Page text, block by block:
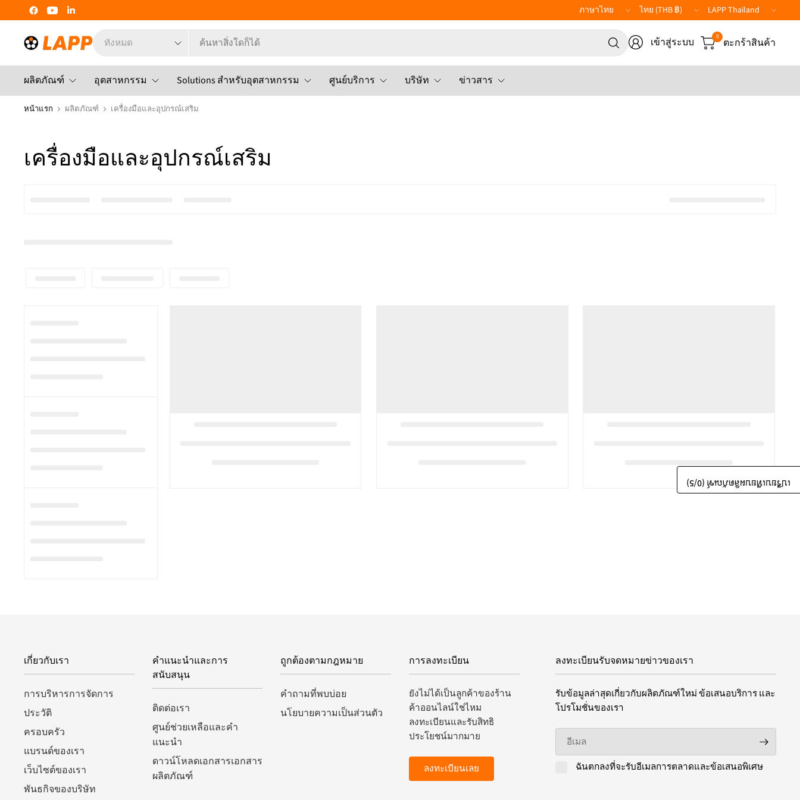
อัปเดต
ประเทศ/
อัปเดต
ประเทศ/
ภูมิภาค
LAPP
Website
ค้นหา
สิ่ง
ใด
ค้นหา
ใด
ก็ได้
เข้าสู่ระบบ 0 ตะกร้าสินค้า
ผลิตภัณฑ์ อุตสาหกรรม Solutions สำหรับอุตสาหกรรม ศูนย์บริการ บริษัท ข่าวสาร
หน้าแรก ผลิตภัณฑ์ เครื่องมือและอุปกรณ์เสริม
เครื่องมือและอุปกรณ์เสริม
เกี่ยวกับเรา
การบริหารการจัดการ
ประวัติ
ครอบครัว
แบรนด์ของเรา
เว็บไซต์ของเรา
พันธกิจของบริษัท
คำแนะนำและการ
สนับสนุน
ติดต่อเรา
ศูนย์ช่วยเหลือและคำ
แนะนำ
ดาวน์โหลดเอกสารเอกสาร
ผลิตภัณฑ์
ถูกต้องตามกฎหมาย
คำถามที่พบบ่อย
นโยบายความเป็นส่วนตัว
การลงทะเบียน
ยังไม่ได้เป็นลูกค้าของร้าน
ค้าออนไลน์ใช่ไหม
ลงทะเบียนและรับสิทธิ
ประโยชน์มากมาย
ลงทะเบียนเลย
ลงทะเบียนรับจดหมายข่าวของเรา
รับข้อมูลล่าสุดเกี่ยวกับผลิตภัณฑ์ใหม่ ข้อเสนอบริการ และ
โปรโมชั่นของเรา
อีเมล
ฉันตกลงที่จะรับอีเมลการตลาดและข้อเสนอพิเศษ
เปรียบเทียบผลิตภัณฑ์ (
0
/5)